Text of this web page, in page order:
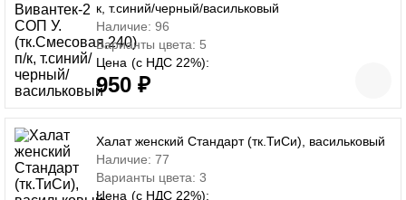
к, т.синий/черный/васильковый
Наличие: 96
Варианты цвета: 5
Цена (с НДС 22%):
950 ₽
Халат женский Стандарт (тк.ТиСи), васильковый
Наличие: 77
Варианты цвета: 3
Цена (с НДС 22%):